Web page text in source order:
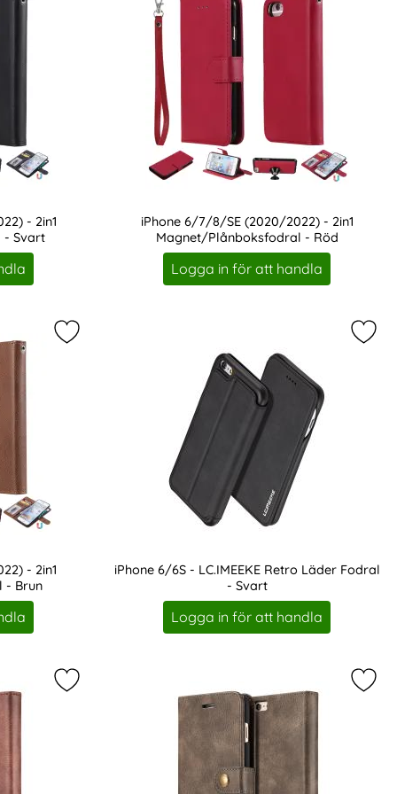
- 2in1
- Svart
iPhone 6/7/8/SE (2020/2022) - 2in1
Magnet/Plånboksfodral - Röd
Art. nr 7750
Logga in för att handla
som favorit
- 2in1 Magnet/Plånboksfodral - Mörk Blå som favorit
- 2in1
- Brun
Markera iPhone 6/7/8/SE (2020/2022) - 2in1
iPhone 6/6S - LC.IMEEKE Retro Läder Fodral
- Svart
Art. nr 15636
Logga in för att handla
Magnet Fodral - Svart som favorit
Markera iPhone 6/6S - DG.MING 2in1 Magnet